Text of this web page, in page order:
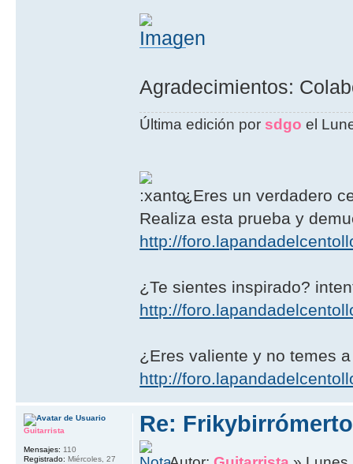
Agradecimientos:
Última edición por sdgo el
¿Eres un verdadero
Realiza esta prueba y
http://
¿Te sientes inspirado?
http://
¿Eres valiente y no temes
http://
Re:
Guitarrista
Mensajes: 110
Registrado: Miércoles, 27